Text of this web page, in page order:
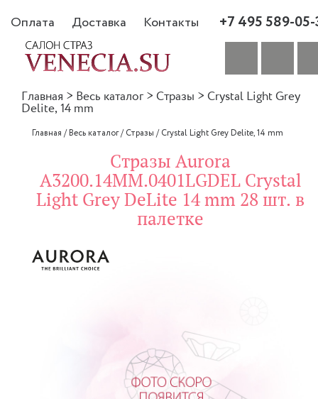
Оплата Доставка Контакты +7 495 589-
Главная > Весь каталог > Стразы > Crystal Light Grey
Delite, 14 mm
Главная /Весь каталог/Стразы /Crystal Light Grey Delite, 14 mm
Стразы Aurora
A3200.14MM.0401LGDEL Crystal
Light Grey DeLite 14 mm 28 шт. в
палетке